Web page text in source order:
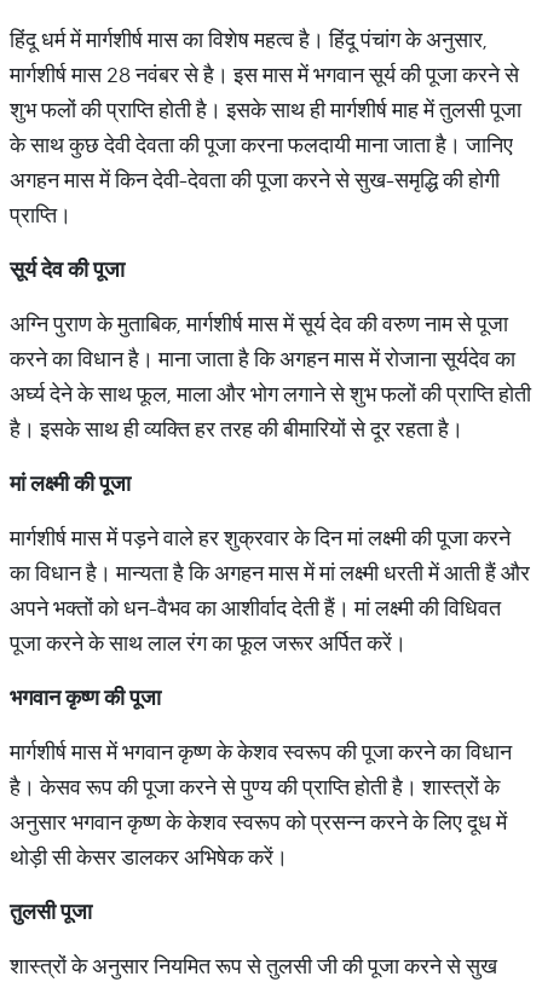
हिंदू धर्म में मार्गशीर्ष मास का विशेष महत्व है। हिंदू पंचांग के अनुसार,
मार्गशीर्ष मास 28 नवंबर से है। इस मास में भगवान सूर्य की पूजा करने से
शुभ फलों की प्राप्ति होती है। इसके साथ ही मार्गशीर्ष माह में तुलसी पूजा
के साथ कुछ देवी देवता की पूजा करना फलदायी माना जाता है। जानिए
अगहन मास में किन देवी-देवता की पूजा करने से सुख-समृद्धि की होगी
प्राप्ति।
सूर्य देव की पूजा
अग्नि पुराण के मुताबिक, मार्गशीर्ष मास में सूर्य देव की वरुण नाम से पूजा
करने का विधान है। माना जाता है कि अगहन मास में रोजाना सूर्यदेव का
अर्घ्य देने के साथ फूल, माला और भोग लगाने से शुभ फलों की प्राप्ति होती
है। इसके साथ ही व्यक्ति हर तरह की बीमारियों से दूर रहता है।
मां लक्ष्मी की पूजा
मार्गशीर्ष मास में पड़ने वाले हर शुक्रवार के दिन मां लक्ष्मी की पूजा करने
का विधान है। मान्यता है कि अगहन मास में मां लक्ष्मी धरती में आती हैं और
अपने भक्तों को धन-वैभव का आशीर्वाद देती हैं। मां लक्ष्मी की विधिवत
पूजा करने के साथ लाल रंग का फूल जरूर अर्पित करें।
भगवान कृष्ण की पूजा
मार्गशीर्ष मास में भगवान कृष्ण के केशव स्वरूप की पूजा करने का विधान
है। केसव रूप की पूजा करने से पुण्य की प्राप्ति होती है। शास्त्रों के
अनुसार भगवान कृष्ण के केशव स्वरूप को प्रसन्न करने के लिए दूध में
थोड़ी सी केसर डालकर अभिषेक करें।
तुलसी पूजा
शास्त्रों के अनुसार नियमित रूप से तुलसी जी की पूजा करने से सुख